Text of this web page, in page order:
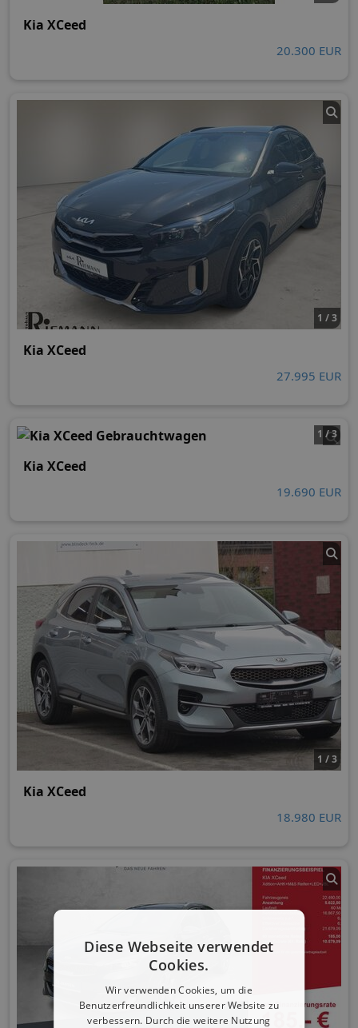
Kia XCeed
20.300 EUR
1 / 3
Kia XCeed
27.995 EUR
1 / 3
Kia XCeed
19.690 EUR
1 / 3
Kia XCeed
18.980 EUR
Diese Webseite verwendet
Cookies.
Wir verwenden Cookies, um die
Benutzerfreundlichkeit unserer Website zu
verbessern. Durch die weitere Nutzung